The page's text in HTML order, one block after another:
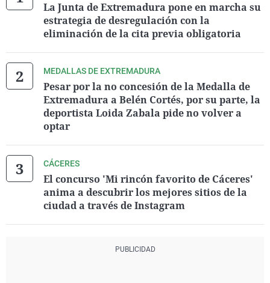
La Junta de Extremadura pone en marcha su
estrategia de desregulación con la
eliminación de la cita previa obligatoria
MEDALLAS DE EXTREMADURA
Pesar por la no concesión de la Medalla de
Extremadura a Belén Cortés, por su parte, la
deportista Loida Zabala pide no volver a
optar
CÁCERES
El concurso 'Mi rincón favorito de Cáceres'
anima a descubrir los mejores sitios de la
ciudad a través de Instagram